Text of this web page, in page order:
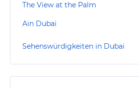
The View at the Palm
Ain Dubai
Sehenswürdigkeiten in Dubai